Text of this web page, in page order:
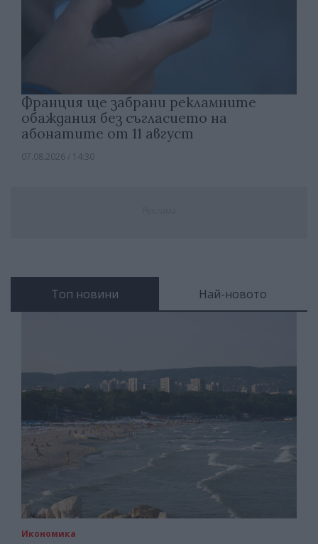
Франция ще забрани рекламните
обаждания без съгласието на
абонатите от 11 август
07.08.2026 / 14:30
Топ новини Най-новото
Икономика